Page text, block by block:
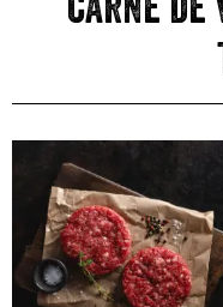
carne de